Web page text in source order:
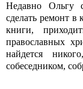
Недавно Ольгу
сделать ремонт в
книги,
православных
найдется
собеседником,